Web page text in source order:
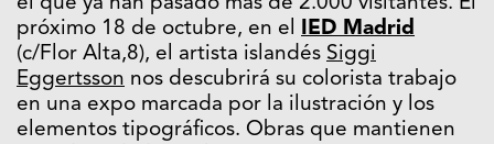
próximo 18 de octubre, en el IED Madrid
(c/Flor Alta,8), el artista islandés Siggi
Eggertsson nos descubrirá su colorista trabajo
en una expo marcada por la ilustración y los
elementos tipográficos. Obras que mantienen